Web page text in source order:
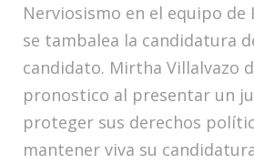
Nerviosismo en el equipo de
se tambalea la candidatura
candidato. Mirtha Villalvazo
pronostico al presentar un
proteger sus derechos
mantener viva su